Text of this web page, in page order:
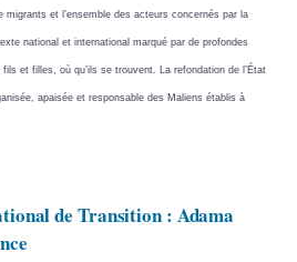
migrants et l’ensemble des acteurs concernés par la
national et international marqué par de profondes
et filles, où qu’ils se trouvent. La refondation de l’État
apaisée et responsable des Maliens établis à
de Transition : Adama